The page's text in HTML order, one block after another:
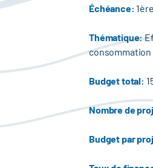
Échéance:
Thématique:
consommation
Budget total:
Nombre de
Budget par